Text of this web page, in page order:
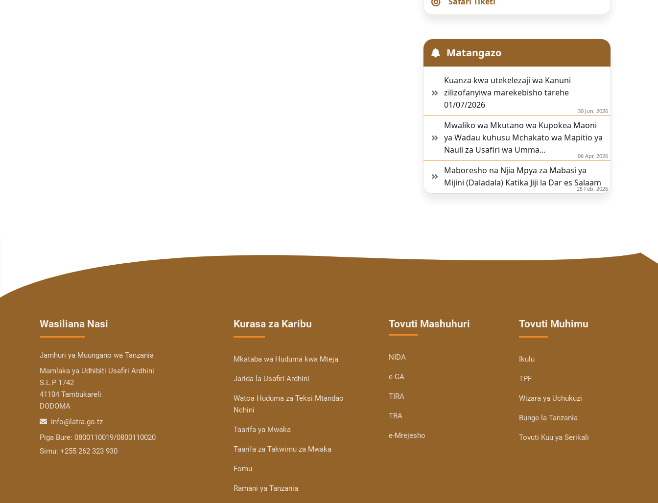
Matangazo
Kuanza kwa utekelezaji wa Kanuni
zilizofanyiwa marekebisho tarehe
01/07/2026
30 Jun, 2026
Mwaliko wa Mkutano wa Kupokea Maoni
ya Wadau kuhusu Mchakato wa Mapitio ya
Nauli za Usafiri wa Umma...
06 Apr, 2026
Maboresho na Njia Mpya za Mabasi ya
Mijini (Daladala) Katika Jiji la Dar es Salaam
25 Feb, 2026
Wasiliana Nasi
Jamhuri ya Muungano wa Tanzania
Mamlaka ya Udhibiti Usafiri Ardhini
S.L.P 1742
41104 Tambukareli
DODOMA
info@latra.go.tz
Piga Bure: 0800110019/0800110020
Simu: +255 262 323 930
Kurasa za Karibu
Mkataba wa Huduma kwa Mteja
Jarida la Usafiri Ardhini
Watoa Huduma za Teksi Mtandao
Nchini
Taarifa ya Mwaka
Taarifa za Takwimu za Mwaka
Fomu
Ramani ya Tanzania
Tovuti Mashuhuri
NIDA
e-GA
TIRA
TRA
e-Mrejesho
Tovuti Muhimu
Ikulu
TPF
Wizara ya Uchukuzi
Bunge la Tanzania
Tovuti Kuu ya Serikali